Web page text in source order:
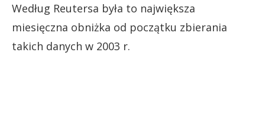
Według Reutersa była to największa
miesięczna obniżka od początku zbierania
takich danych w 2003 r.